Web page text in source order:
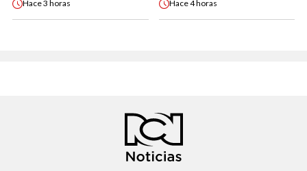
Hace3 horas Hace4 horas